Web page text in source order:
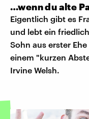
…wenn du alte
Eigentlich gibt es
und lebt ein
Sohn aus erster
einem "kurzen
Irvine Welsh.